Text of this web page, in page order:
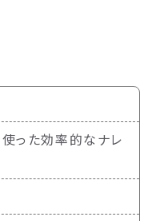
った効率的なナレ